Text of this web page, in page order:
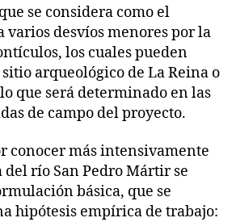
se considera como el
varios desvíos menores por la
los cuales pueden
arqueológico de La Reina o
que será determinado en las
de campo del proyecto.
conocer más intensivamente
río San Pedro Mártir se
básica, que se
hipótesis empírica de trabajo: